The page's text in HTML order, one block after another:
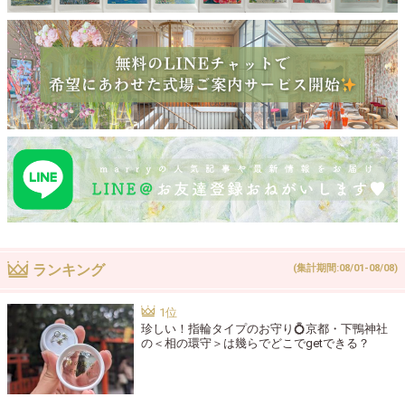
ランキング (集計期間:08/01-08/08)
珍しい！指輪タイプのお守り💍京都・下鴨神社
の＜相の環守＞は幾らでどこでgetできる？